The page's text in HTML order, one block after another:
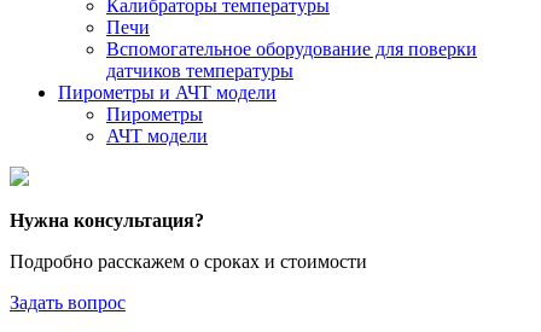
Калибраторы температуры
Печи
Вспомогательное оборудование для поверки
датчиков температуры
Пирометры и АЧТ модели
Пирометры
АЧТ модели
Нужна консультация?
Подробно расскажем о сроках и стоимости
Задать вопрос